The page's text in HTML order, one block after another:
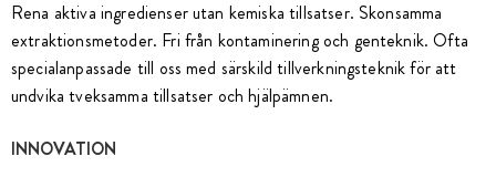
Rena aktiva ingredienser utan kemiska tillsatser. Skonsamma
extraktionsmetoder. Fri från kontaminering och genteknik. Ofta
specialanpassade till oss med särskild tillverkningsteknik för att
undvika tveksamma tillsatser och hjälpämnen.
INNOVATION